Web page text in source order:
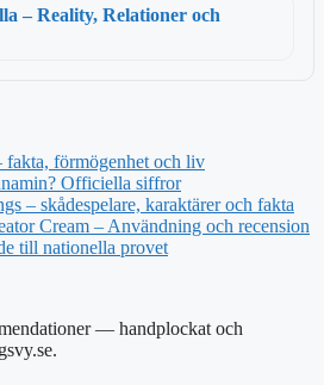
– Reality, Relationer och
fakta, förmögenhet och liv
Officiella siffror
– skådespelare, karaktärer och fakta
Cream – Användning och recension
till nationella provet
— handplockat och